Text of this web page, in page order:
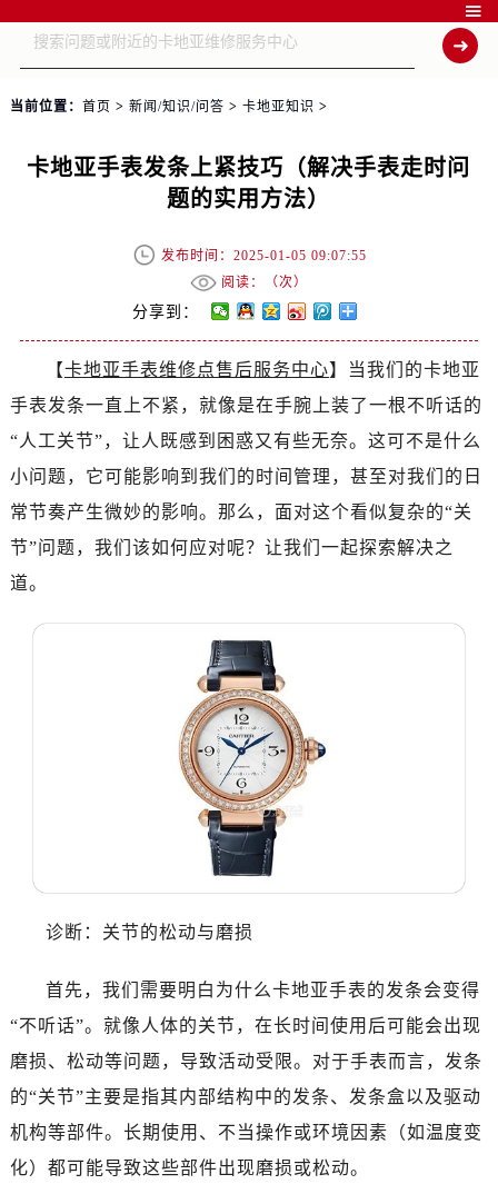

当前位置： 首页 > 新闻/知识/问答 > 卡地亚知识 >
卡地亚手表发条上紧技巧（解决手表走时问
题的实用方法）
发布时间：2025-01-05 09:07:55
阅读：（次）
分享到：
【卡地亚手表维修点售后服务中心】当我们的卡地亚
手表发条一直上不紧，就像是在手腕上装了一根不听话的
“人工关节”，让人既感到困惑又有些无奈。这可不是什么
小问题，它可能影响到我们的时间管理，甚至对我们的日
常节奏产生微妙的影响。那么，面对这个看似复杂的“关
节”问题，我们该如何应对呢？让我们一起探索解决之
道。
诊断：关节的松动与磨损
首先，我们需要明白为什么卡地亚手表的发条会变得
“不听话”。就像人体的关节，在长时间使用后可能会出现
磨损、松动等问题，导致活动受限。对于手表而言，发条
的“关节”主要是指其内部结构中的发条、发条盒以及驱动
机构等部件。长期使用、不当操作或环境因素（如温度变
化）都可能导致这些部件出现磨损或松动。